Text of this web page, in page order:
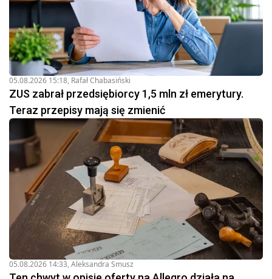
05.08.2026 15:18, Rafał Chabasiński
ZUS zabrał przedsiębiorcy 1,5 mln zł emerytury.
Teraz przepisy mają się zmienić
05.08.2026 14:33, Aleksandra Smusz